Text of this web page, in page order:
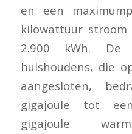
en een
kilowattuur
2.900 kWh. De
huishoudens, die
aangesloten,
gigajoule tot
gigajoule